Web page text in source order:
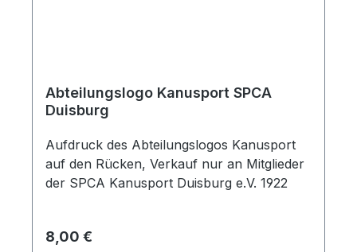
Abteilungslogo Kanusport SPCA
Duisburg
Aufdruck des Abteilungslogos Kanusport
auf den Rücken, Verkauf nur an Mitglieder
der SPCA Kanusport Duisburg e.V. 1922
Regulärer Preis:
8,00 €